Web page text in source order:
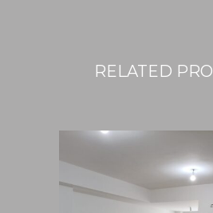
RELATED